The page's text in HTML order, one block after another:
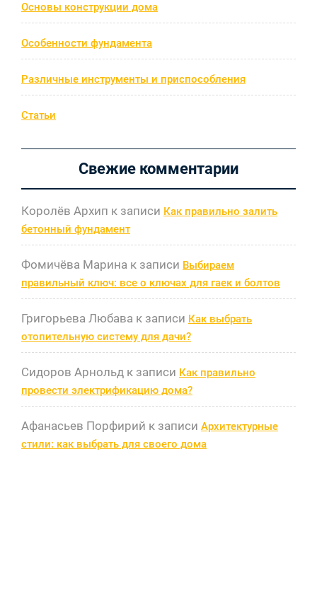
Основы конструкции дома
Особенности фундамента
Различные инструменты и приспособления
Статьи
Свежие комментарии
Королёв Архип к записи Как правильно залить
бетонный фундамент
Фомичёва Марина к записи Выбираем
правильный ключ: все о ключах для гаек и болтов
Григорьева Любава к записи Как выбрать
отопительную систему для дачи?
Сидоров Арнольд к записи Как правильно
провести электрификацию дома?
Афанасьев Порфирий к записи Архитектурные
стили: как выбрать для своего дома